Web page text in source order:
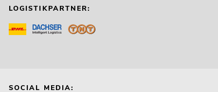
LOGISTIKPARTNER:
SOCIAL MEDIA: